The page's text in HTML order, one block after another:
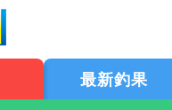
最新釣果